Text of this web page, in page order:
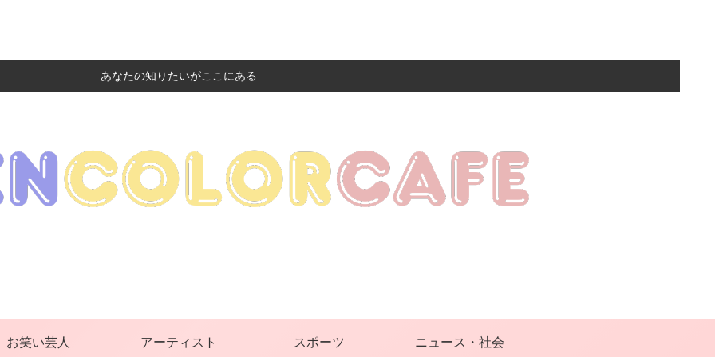
あなたの知りたいがここにある
お笑い芸人 アーティスト スポーツ ニュース・社会